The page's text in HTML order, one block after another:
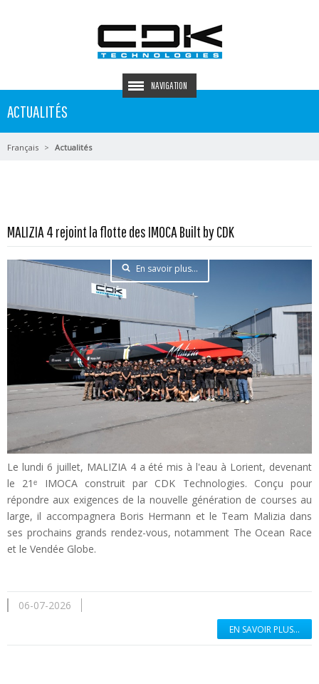
NAVIGATION
ACTUALITÉS
Français Actualités
MALIZIA 4 rejoint la flotte des IMOCA Built by CDK
En savoir plus...
Le lundi 6 juillet, MALIZIA 4 a été mis à l'eau à Lorient, devenant
le 21ᵉ IMOCA construit par CDK Technologies. Conçu pour
répondre aux exigences de la nouvelle génération de courses au
large, il accompagnera Boris Hermann et le Team Malizia dans
ses prochains grands rendez-vous, notamment The Ocean Race
et le Vendée Globe.
06-07-2026
EN SAVOIR PLUS...